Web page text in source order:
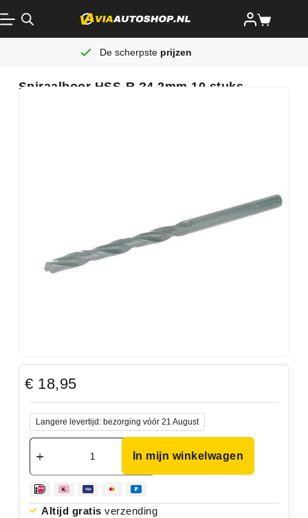
De scherpste prijzen
Spiraalboor HSS-R ?4.2mm 10 stuks
€ 18,95
Langere levertijd: bezorging vóór 21 August
In mijn winkelwagen
Altijd gratis verzending